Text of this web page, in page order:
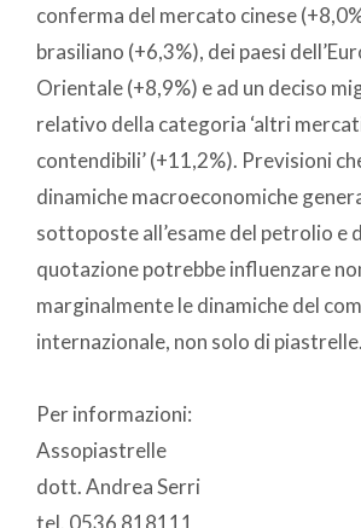
conferma del mercato cinese
brasiliano (+6,3%), dei paesi
Orientale (+8,9%) e ad un deciso
relativo della categoria ‘altri
contendibili’ (+11,2%). Previsioni
dinamiche macroeconomiche
sottoposte all’esame del petrolio e
quotazione potrebbe influenzare
marginalmente le dinamiche del
internazionale, non solo di piastrelle.
Per informazioni:
Assopiastrelle
dott. Andrea Serri
tel. 0536 818111